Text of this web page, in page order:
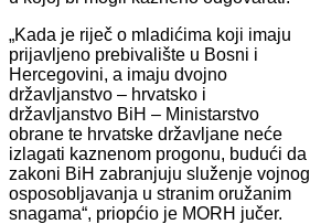
„Kada je riječ o mladićima koji imaju
prijavljeno prebivalište u Bosni i
Hercegovini, a imaju dvojno
državljanstvo – hrvatsko i
državljanstvo BiH – Ministarstvo
obrane te hrvatske državljane neće
izlagati kaznenom progonu, budući da
zakoni BiH zabranjuju služenje vojnog
osposobljavanja u stranim oružanim
snagama“, priopćio je MORH jučer.